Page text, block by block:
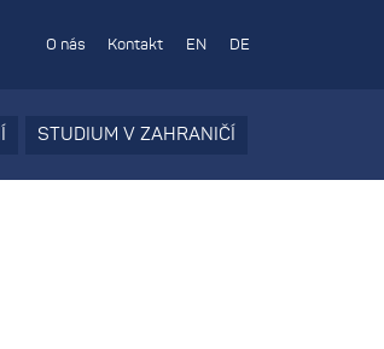
O nás Kontakt EN DE
STUDIUM V ZAHRANIČÍ